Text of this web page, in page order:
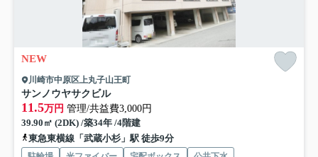
NEW
川崎市中原区上丸子山王町
サンノウヤサクビル
11.5万円 管理/共益費3,000円
39.90㎡ (2DK) /築34年 /4階建
東急東横線「武蔵小杉」駅 徒歩9分